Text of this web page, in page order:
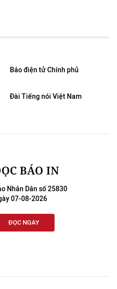
Báo điện tử Chính phủ
Đài Tiếng nói Việt Nam
BÁO IN
Nhân Dân số 25830
07-08-2026
ĐỌC NGAY